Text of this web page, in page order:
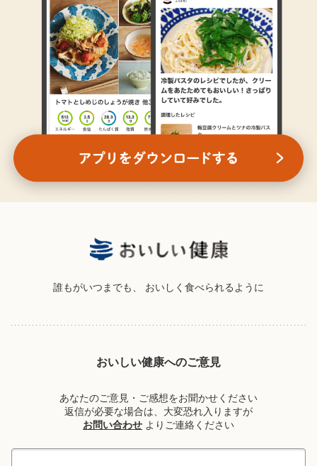
誰もがいつまでも、 おいしく食べられるように
おいしい健康へのご意見
あなたのご意見・ご感想をお聞かせください
返信が必要な場合は、大変恐れ入りますが
お問い合わせ よりご連絡ください